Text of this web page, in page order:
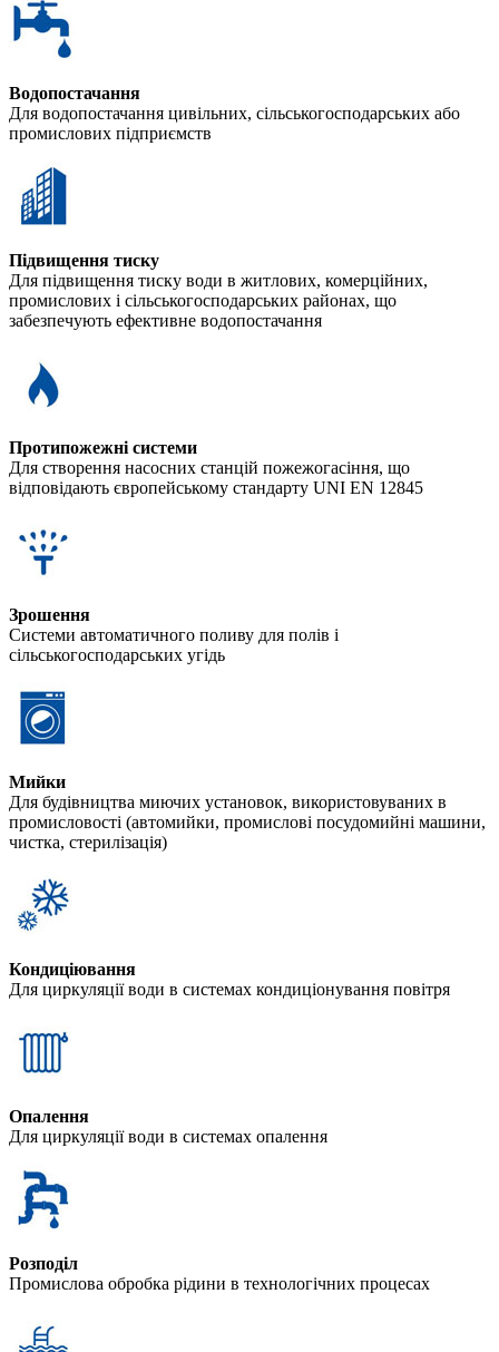
Водопостачання
Для водопостачання цивільних, сільськогосподарських або
промислових підприємств
Підвищення тиску
Для підвищення тиску води в житлових, комерційних,
промислових і сільськогосподарських районах, що
забезпечують ефективне водопостачання
Протипожежні системи
Для створення насосних станцій пожежогасіння, що
відповідають європейському стандарту UNI EN 12845
Зрошення
Системи автоматичного поливу для полів і
сільськогосподарських угідь
Мийки
Для будівництва миючих установок, використовуваних в
промисловості (автомийки, промислові посудомийні машини,
чистка, стерилізація)
Кондиціювання
Для циркуляції води в системах кондиціонування повітря
Опалення
Для циркуляції води в системах опалення
Розподіл
Промислова обробка рідини в технологічних процесах